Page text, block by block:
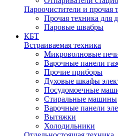
Пароочистители и прочая
Прочая техника для
Паровые швабры
КБТ
Встраиваемая техника
Микроволновые
Варочные панели
Прочие приборы
Духовые шкафы
Посудомоечные
Стиральные машины
Варочные панели
Вытяжки
Холодильники